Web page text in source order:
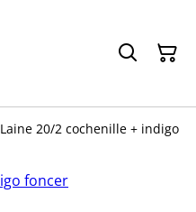
Laine 20/2 cochenille + indigo